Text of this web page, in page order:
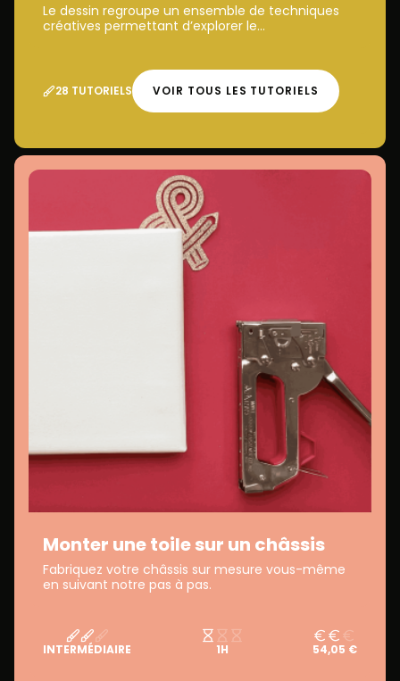
Le dessin regroupe un ensemble de techniques
créatives permettant d’explorer le...
28 TUTORIELS VOIR TOUS LES TUTORIELS
Monter une toile sur un châssis
Fabriquez votre châssis sur mesure vous-même
en suivant notre pas à pas.
INTERMÉDIAIRE 1H 54,05 €